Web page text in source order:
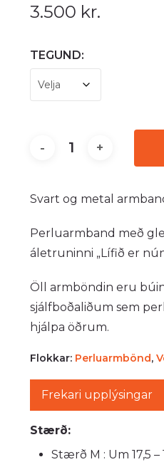
3.500 kr.
TEGUND:
Svart og metal
Perluarmband með
áletruninni „Lífið er
Öll armböndin eru
sjálfboðaliðum sem
hjálpa öðrum.
Flokkar: Perluarmbönd,
Frekari upplýsingar
Stærð:
Stærð M : Um 17,5 –